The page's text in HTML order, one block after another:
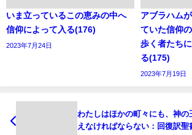
いま立っているこの恵みの中へ
信仰によって入る(176)
2023年7月24日
アブラハム
ていた信仰
歩く者たち
る(175)
2023年7月19日
わたしはほかの町々にも、神の
えなければならない：回復訳聖